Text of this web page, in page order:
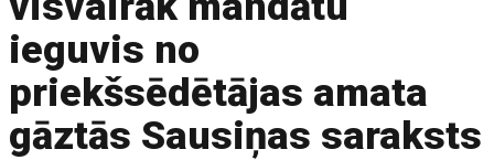
ieguvis no
priekšsēdētājas amata
gāztās Sausiņas saraksts